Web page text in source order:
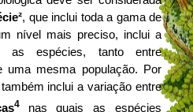
, que inclui toda a gama de
nível mais preciso, inclui a
as espécies, tanto entre
uma mesma população. Por
inclui a variação entre
4
nas quais as espécies